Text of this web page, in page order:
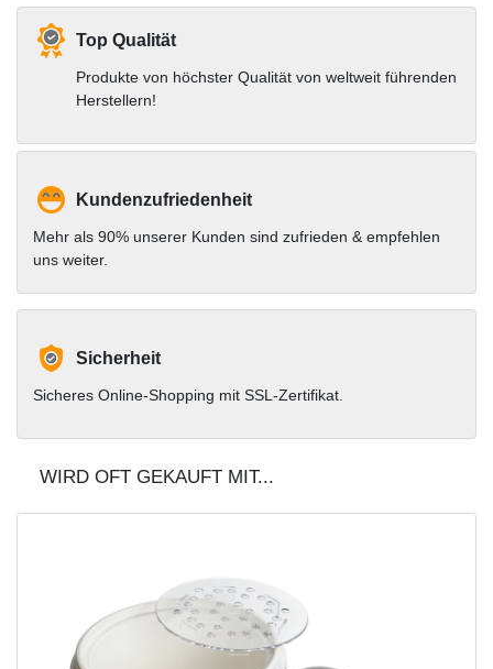
Top Qualität
Produkte von höchster Qualität von weltweit führenden
Herstellern!
Kundenzufriedenheit
Mehr als 90% unserer Kunden sind zufrieden & empfehlen
uns weiter.
Sicherheit
Sicheres Online-Shopping mit SSL-Zertifikat.
WIRD OFT GEKAUFT MIT...